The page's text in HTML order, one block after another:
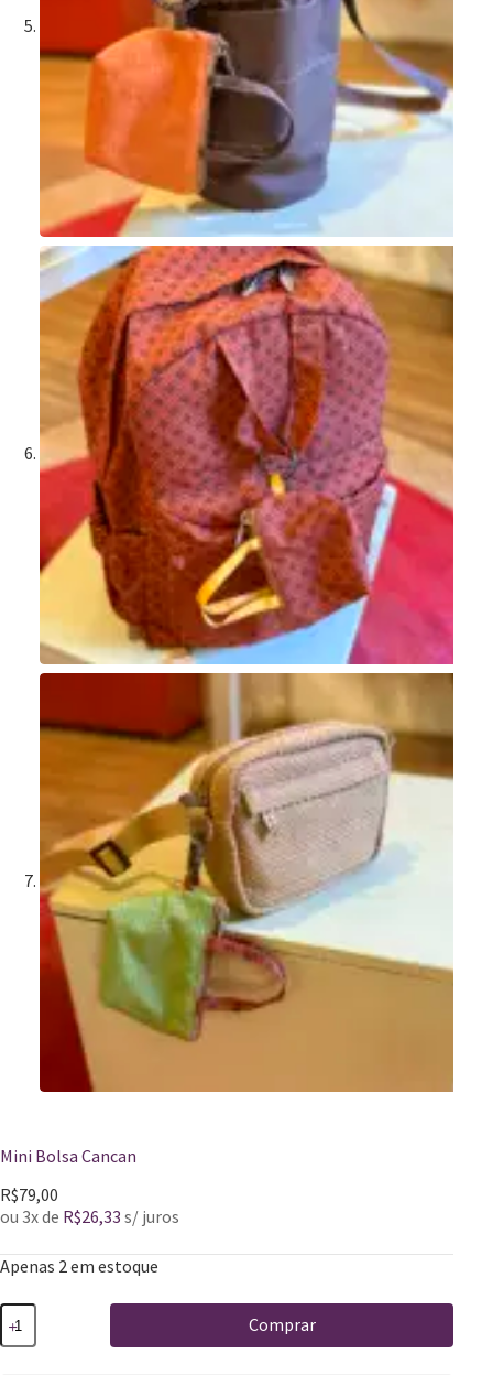
Mini Bolsa Cancan
R$79,00
ou 3x de R$26,33 s/ juros
Apenas 2 em estoque
Comprar